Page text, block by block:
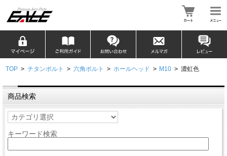
TOP > チタンボルト > 六角ボルト > ホールヘッド > M10 > 濃虹色
商品検索
キーワード検索